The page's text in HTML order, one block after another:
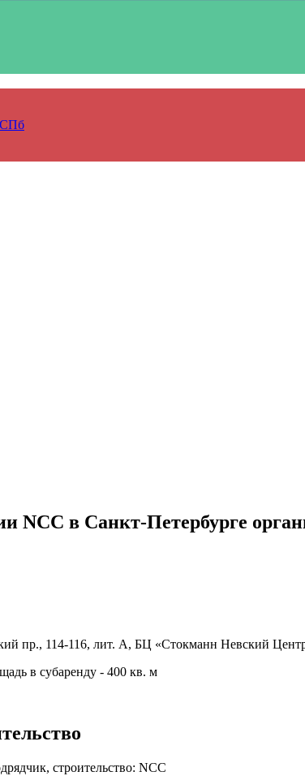
СПб
NCC в Санкт-Петербурге
пр., 114-116, лит. А, БЦ «Стокманн Невский
в субаренду - 400 кв. м
строительство: NCC